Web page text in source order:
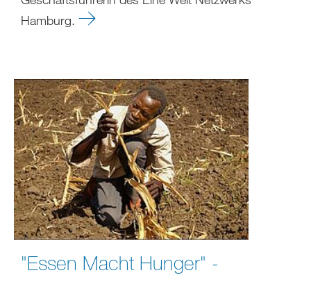
Hamburg.
"Essen Macht Hunger" -